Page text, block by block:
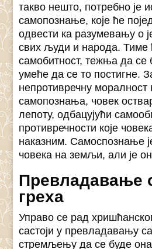
такво нешто, потребно је
самопознање, које ће
одвести ка разумевању о
свих људи и народа. Тиме
самобитност, тежња да се
умеће да се то постигне.
непротивречну моралност
самопознања, човек
лепоту, одбацујући
противречности које
наказним. Самоспознање
човека на земљи, али је
Превладавање
греха
Управо се рад
састоји у превладавању
стремљењу да се буде